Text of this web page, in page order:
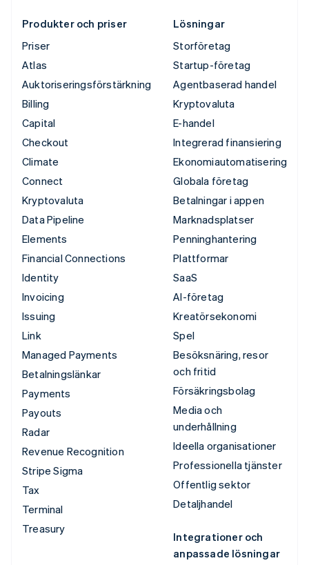
Produkter och priser
Priser
Atlas
Auktoriseringsförstärkning
Billing
Capital
Checkout
Climate
Connect
Kryptovaluta
Data Pipeline
Elements
Financial Connections
Identity
Invoicing
Issuing
Link
Managed Payments
Betalningslänkar
Payments
Payouts
Radar
Revenue Recognition
Stripe Sigma
Tax
Terminal
Treasury
Lösningar
Storföretag
Startup-företag
Agentbaserad handel
Kryptovaluta
E-handel
Integrerad finansiering
Ekonomiautomatisering
Globala företag
Betalningar i appen
Marknadsplatser
Penninghantering
Plattformar
SaaS
AI-företag
Kreatörsekonomi
Spel
Besöksnäring, resor
och fritid
Försäkringsbolag
Media och
underhållning
Ideella organisationer
Professionella tjänster
Offentlig sektor
Detaljhandel
Integrationer och
anpassade lösningar